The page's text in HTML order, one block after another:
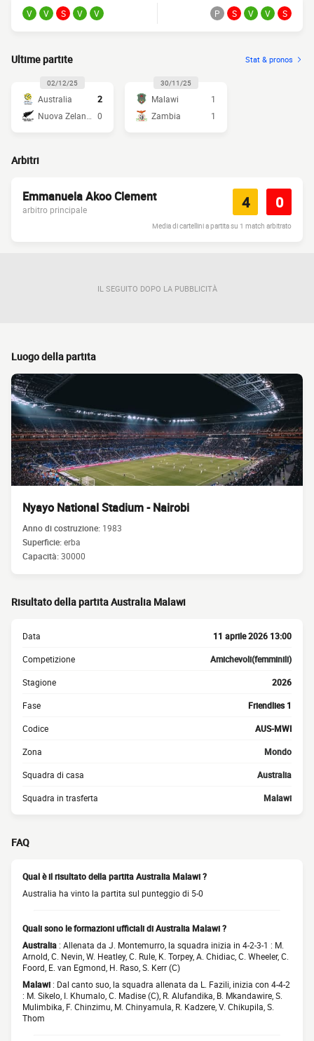
V V S V V P S V V S
Ultime partite Stat & pronos
02/12/25
Australia
2
0
30/11/25
Malawi
1
Zambia
1
Arbitri
Emmanuela Akoo Clement
arbitro principale 4 0
Media di cartellini a partita su 1 match arbitrato
IL SEGUITO DOPO LA PUBBLICITÀ
Luogo della partita
Nyayo National Stadium - Nairobi
Anno di costruzione: 1983
Superficie:erba
Capacità:30000
Risultato della partita Australia Malawi
Data 11 aprile 2026 13:00
Competizione Amichevoli(femminili)
Stagione 2026
Fase Friendlies 1
Codice AUS-MWI
Zona Mondo
Squadra di casa Australia
Squadra in trasferta Malawi
FAQ
Qual è il risultato della partita Australia Malawi ?
Australia ha vinto la partita sul punteggio di 5-0
Quali sono le formazioni ufficiali di Australia Malawi ?
Australia : Allenata da J. Montemurro, la squadra inizia in 4-2-3-1 : M.
Arnold, C. Nevin, W. Heatley, C. Rule, K. Torpey, A. Chidiac, C. Wheeler, C.
Foord, E. van Egmond, H. Raso, S. Kerr (C)
Malawi : Dal canto suo, la squadra allenata da L. Fazili, inizia con 4-4-2
: M. Sikelo, I. Khumalo, C. Madise (C), R. Alufandika, B. Mkandawire, S.
Mulimbika, F. Chinzimu, M. Chinyamula, R. Kadzere, V. Chikupila, S.
Thom